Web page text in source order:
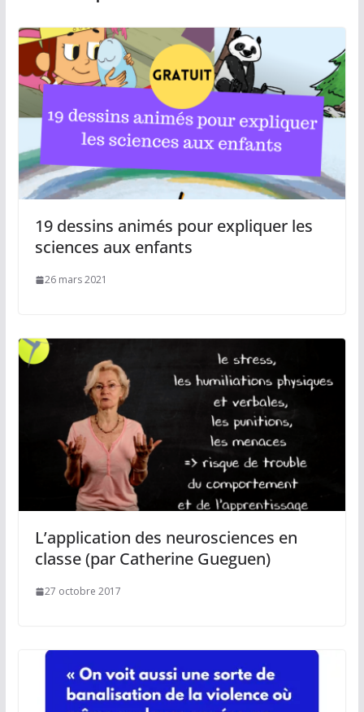
19 dessins animés pour expliquer les
sciences aux enfants
26 mars 2021
L’application des neurosciences en
classe (par Catherine Gueguen)
27 octobre 2017